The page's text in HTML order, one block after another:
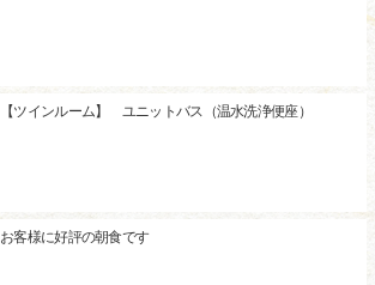
【ツインルーム】 ユニットバス（温水洗浄便座）
お客様に好評の朝食です